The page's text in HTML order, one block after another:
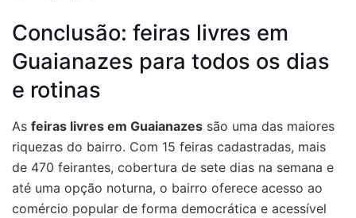
Conclusão: feiras livres em
Guaianazes para todos os dias
e rotinas
As feiras livres em Guaianazes são uma das maiores
riquezas do bairro. Com 15 feiras cadastradas, mais
de 470 feirantes, cobertura de sete dias na semana e
até uma opção noturna, o bairro oferece acesso ao
comércio popular de forma democrática e acessível